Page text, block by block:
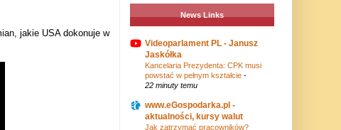
jakie USA dokonuje w
News Links
Videoparlament PL - Janusz
Jaskółka
Kancelaria Prezydenta: CPK musi
powstać w pełnym kształcie -
22 minuty temu
www.eGospodarka.pl -
aktualności, kursy walut
Jak zatrzymać pracowników?